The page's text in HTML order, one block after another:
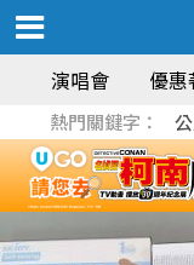
演唱會 優惠
熱門關鍵字：